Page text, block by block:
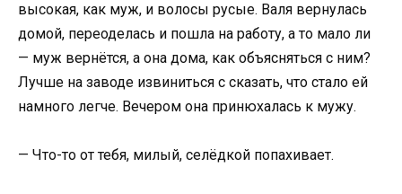
высокая, как муж, и волосы русые. Валя вернулась
домой, переоделась и пошла на работу, а то мало ли
— муж вернётся, а она дома, как объясняться с ним?
Лучше на заводе извиниться с сказать, что стало ей
намного легче. Вечером она принюхалась к мужу.
— Что-то от тебя, милый, селёдкой попахивает.